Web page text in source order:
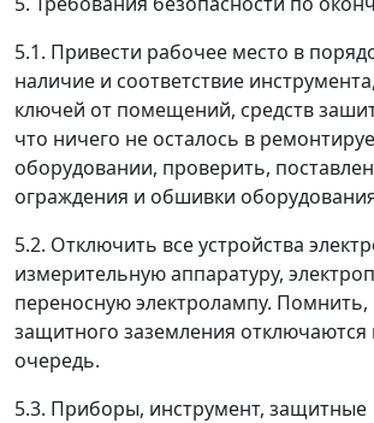
5.1. Привести рабочее место в
наличие и соответствие
ключей от помещений, средств
что ничего не осталось в
оборудовании, проверить,
ограждения и обшивки
5.2. Отключить все устройства
измерительную аппаратуру,
переносную электролампу. Помнить,
защитного заземления
очередь.
5.3. Приборы, инструмент, защитные